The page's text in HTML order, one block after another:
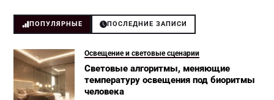
ПОПУЛЯРНЫЕ ПОСЛЕДНИЕ ЗАПИСИ
Освещение и световые сценарии
Световые алгоритмы, меняющие
температуру освещения под биоритмы
человека